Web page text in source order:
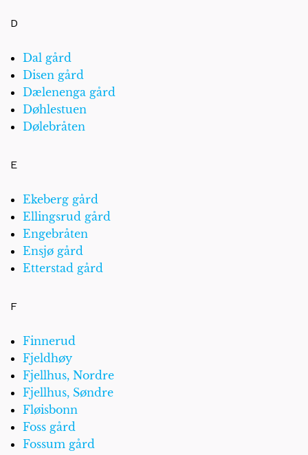
D
Dal gård
Disen gård
Dælenenga gård
Døhlestuen
Dølebråten
E
Ekeberg gård
Ellingsrud gård
Engebråten
Ensjø gård
Etterstad gård
F
Finnerud
Fjeldhøy
Fjellhus, Nordre
Fjellhus, Søndre
Fløisbonn
Foss gård
Fossum gård